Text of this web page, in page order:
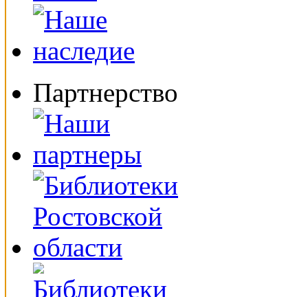
Партнерство